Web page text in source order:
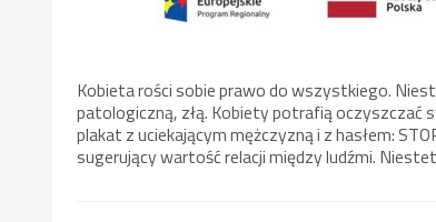
Kobieta rości sobie prawo do wszystkiego.
patologiczną, złą. Kobiety potrafią oczyszczać
plakat z uciekającym mężczyzną i z hasłem:
sugerujący wartość relacji między ludźmi.